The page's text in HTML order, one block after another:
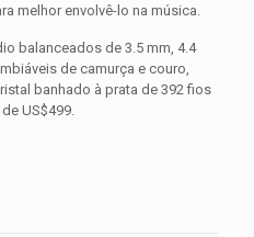
melhor envolvê-lo na música.
balanceados de 3.5 mm, 4.4
​​de camurça e couro,
banhado à prata de 392 fios
US$499.